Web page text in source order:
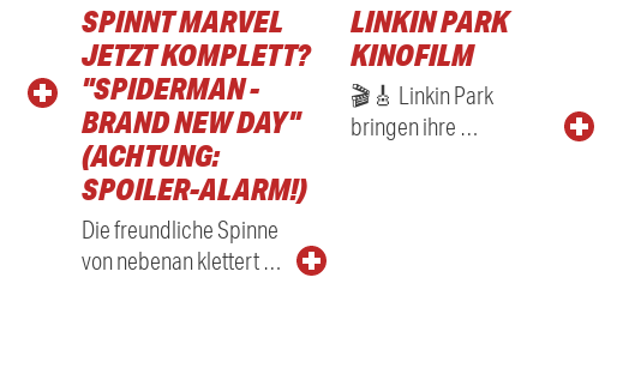
SPINNT MARVEL
JETZT KOMPLETT?
"SPIDERMAN -
BRAND NEW DAY"
(ACHTUNG:
SPOILER-ALARM!)
Die freundliche Spinne
von nebenan klettert …
LINKIN PARK
KINOFILM
🎬🎸 Linkin Park
bringen ihre …